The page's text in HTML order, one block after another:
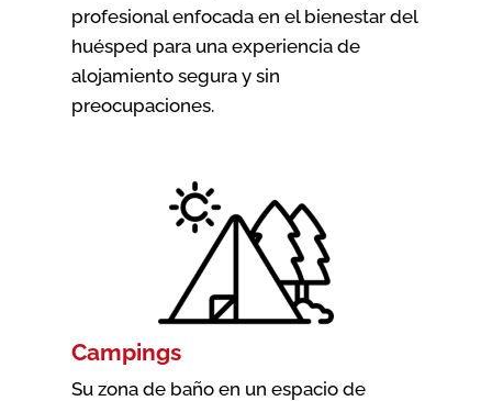
profesional enfocada en el bienestar del
huésped para una experiencia de
alojamiento segura y sin
preocupaciones.
Campings
Su zona de baño en un espacio de